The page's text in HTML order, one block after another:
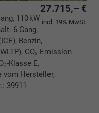
27.715,– €
incl. 19% MwSt.
110 kW
6-Gang,
Benzin,
CO₂-Emission
Klasse E,
vom Hersteller,
39911